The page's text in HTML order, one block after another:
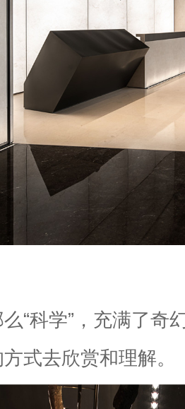
“科学”，充满了奇
式去欣赏和理解。